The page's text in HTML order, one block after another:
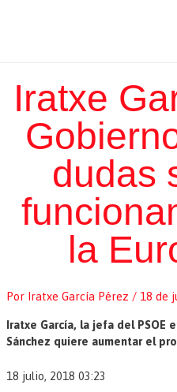
Iratxe
dudas
la
Por Iratxe García Pérez / 18 de
Iratxe García, la jefa del PSOE
Sánchez quiere aumentar el
18 julio, 2018 03:23